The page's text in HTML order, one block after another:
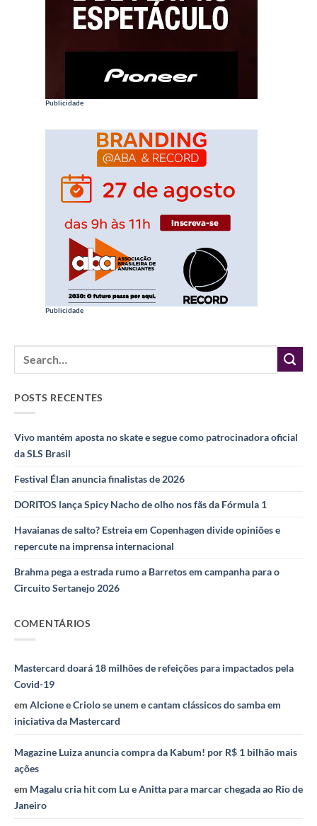
Publicidade
Publicidade
POSTS RECENTES
Vivo mantém aposta no skate e segue como patrocinadora oficial
da SLS Brasil
Festival Élan anuncia finalistas de 2026
DORITOS lança Spicy Nacho de olho nos fãs da Fórmula 1
Havaianas de salto? Estreia em Copenhagen divide opiniões e
repercute na imprensa internacional
Brahma pega a estrada rumo a Barretos em campanha para o
Circuito Sertanejo 2026
COMENTÁRIOS
Mastercard doará 18 milhões de refeições para impactados pela
Covid-19
em Alcione e Criolo se unem e cantam clássicos do samba em
iniciativa da Mastercard
Magazine Luiza anuncia compra da Kabum! por R$ 1 bilhão mais
ações
em Magalu cria hit com Lu e Anitta para marcar chegada ao Rio de
Janeiro